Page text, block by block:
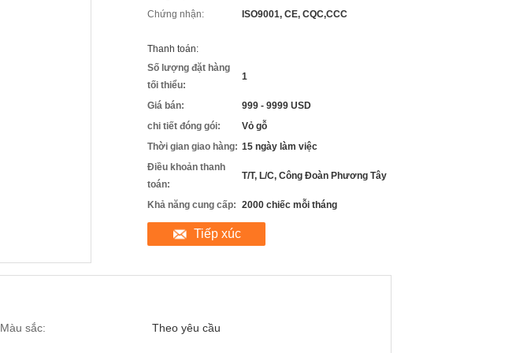
Chứng nhận:
ISO9001, CE, CQC,CCC
Thanh toán:
Số lượng đặt hàng
tối thiểu:
1
Giá bán:
999 - 9999 USD
chi tiết đóng gói:
Vỏ gỗ
Thời gian giao hàng: 15 ngày làm việc
Điều khoản thanh
toán:
T/T, L/C, Công Đoàn Phương Tây
Khả năng cung cấp: 2000 chiếc mỗi tháng
Tiếp xúc
Màu sắc: Theo yêu cầu